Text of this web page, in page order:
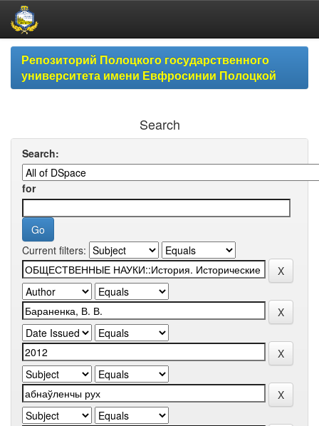
Skip
navigationРепозиторий Полоцкого государственного
университета имени Евфросинии Полоцкой
Search
Search:
for
Current filters: